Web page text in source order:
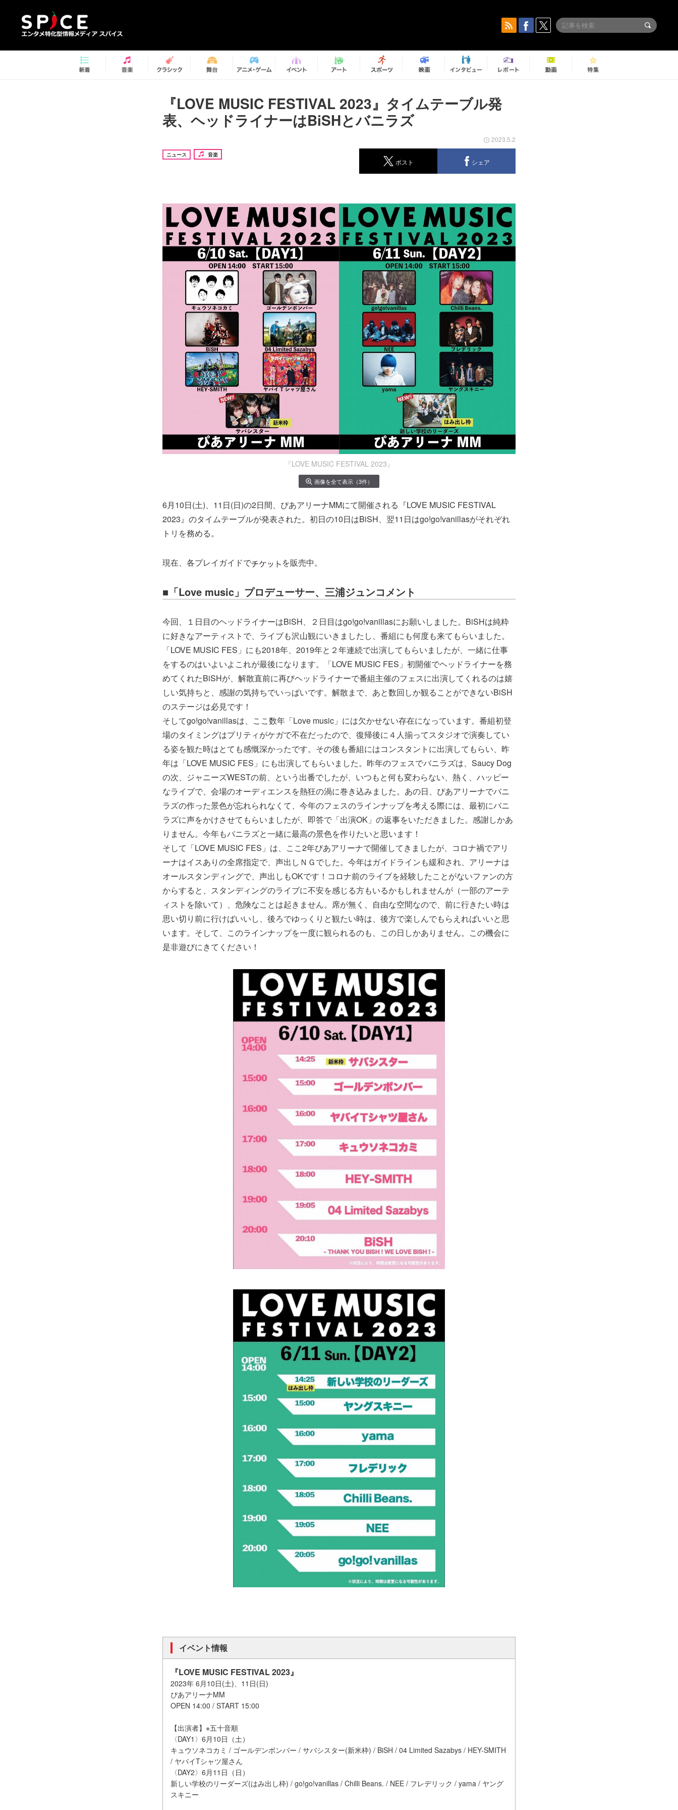
『LOVE MUSIC FESTIVAL 2023』タイムテーブル発
表、ヘッドライナーはBiSHとバニラズ
ニュース 音楽
2023.5.2
ポスト シェア
『LOVE MUSIC FESTIVAL 2023』
画像を全て表示（3件）
6月10日(土)、11日(日)の2日間、ぴあアリーナMMにて開催される『LOVE MUSIC FESTIVAL
2023』のタイムテーブルが発表された。初日の10日はBiSH、翌11日はgo!go!vanillasがそれぞれ
トリを務める。
現在、各プレイガイドで を販売中。
■「Love music」プロデューサー、三浦ジュンコメント
今回、１日目のヘッドライナーはBiSH、２日目はgo!go!vanillasにお願いしました。BiSHは純粋
に好きなアーティストで、ライブも沢山観にいきましたし、番組にも何度も来てもらいました。
「LOVE MUSIC FES」にも2018年、2019年と２年連続で出演してもらいましたが、一緒に仕事
をするのはいよいよこれが最後になります。「LOVE MUSIC FES」初開催でヘッドライナーを務
めてくれたBiSHが、解散直前に再びヘッドライナーで番組主催のフェスに出演してくれるのは嬉
しい気持ちと、感謝の気持ちでいっぱいです。解散まで、あと数回しか観ることができないBiSH
のステージは必見です！
そしてgo!go!vanillasは、ここ数年「Love music」には欠かせない存在になっています。番組初登
場のタイミングはプリティがケガで不在だったので、復帰後に４人揃ってスタジオで演奏してい
る姿を観た時はとても感慨深かったです。その後も番組にはコンスタントに出演してもらい、昨
年は「LOVE MUSIC FES」にも出演してもらいました。昨年のフェスでバニラズは、Saucy Dog
の次、ジャニーズWESTの前、という出番でしたが、いつもと何も変わらない、熱く、ハッピー
なライブで、会場のオーディエンスを熱狂の渦に巻き込みました。あの日、ぴあアリーナでバニ
ラズの作った景色が忘れられなくて、今年のフェスのラインナップを考える際には、最初にバニ
ラズに声をかけさせてもらいましたが、即答で「出演OK」の返事をいただきました。感謝しかあ
りません。今年もバニラズと一緒に最高の景色を作りたいと思います！
そして「LOVE MUSIC FES」は、ここ2年ぴあアリーナで開催してきましたが、コロナ禍でアリ
ーナはイスありの全席指定で、声出しＮＧでした。今年はガイドラインも緩和され、アリーナは
オールスタンディングで、声出しもOKです！コロナ前のライブを経験したことがないファンの方
からすると、スタンディングのライブに不安を感じる方もいるかもしれませんが（一部のアーテ
ィストを除いて）、危険なことは起きません。席が無く、自由な空間なので、前に行きたい時は
思い切り前に行けばいいし、後ろでゆっくりと観たい時は、後方で楽しんでもらえればいいと思
います。そして、このラインナップを一度に観られるのも、この日しかありません。この機会に
是非遊びにきてください！
イベント情報
『LOVE MUSIC FESTIVAL 2023』
2023年 6月10日(土)、11日(日)
ぴあアリーナMM
OPEN 14:00 / START 15:00
【出演者】※五十音順
〈DAY1〉6月10日（土）
キュウソネコカミ / ゴールデンボンバー / サバシスター(新米枠) / BiSH / 04 Limited Sazabys / HEY-SMITH
/ ヤバイTシャツ屋さん
〈DAY2〉6月11日（日）
新しい学校のリーダーズ(はみ出し枠) / go!go!vanillas / Chilli Beans. / NEE / フレデリック / yama / ヤング
スキニー